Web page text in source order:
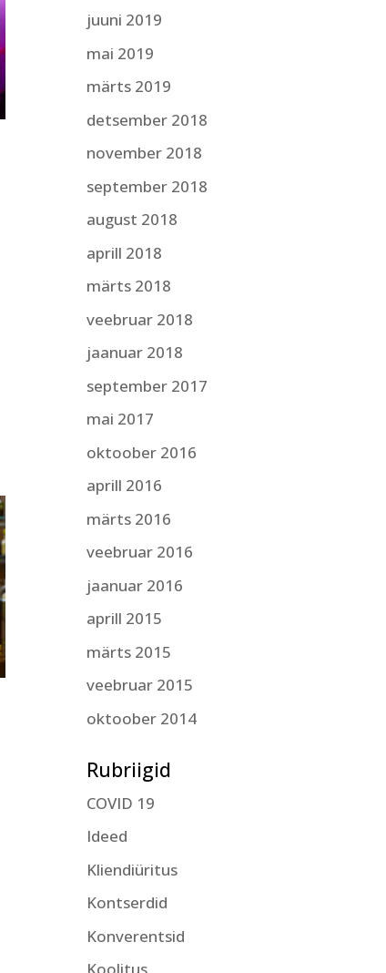
juuni 2019
mai 2019
märts 2019
detsember 2018
november 2018
september 2018
august 2018
aprill 2018
märts 2018
veebruar 2018
jaanuar 2018
september 2017
mai 2017
oktoober 2016
aprill 2016
märts 2016
veebruar 2016
jaanuar 2016
aprill 2015
märts 2015
veebruar 2015
oktoober 2014
Rubriigid
COVID 19
Ideed
Kliendiüritus
Kontserdid
Konverentsid